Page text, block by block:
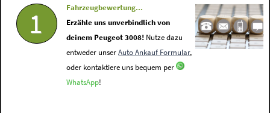
1
Fahrzeugbewertung...
Erzähle uns unverbindlich von
deinem Peugeot 3008! Nutze dazu
entweder unserAuto Ankauf Formular,
oder kontaktiere uns bequem per
WhatsApp!